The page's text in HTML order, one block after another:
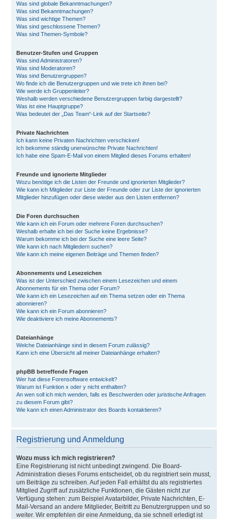
Was sind globale Bekanntmachungen?
Was sind Bekanntmachungen?
Was sind wichtige Themen?
Was sind geschlossene Themen?
Was sind Themen-Symbole?
Benutzer-Stufen und Gruppen
Was sind Administratoren?
Was sind Moderatoren?
Was sind Benutzergruppen?
Wo finde ich die Benutzergruppen und wie trete ich ihnen bei?
Wie werde ich Gruppenleiter?
Weshalb werden verschiedene Benutzergruppen farbig dargestellt?
Was ist eine Hauptgruppe?
Was bedeutet der „Das Team“-Link auf der Startseite?
Private Nachrichten
Ich kann keine Privaten Nachrichten verschicken!
Ich bekomme ständig unerwünschte Private Nachrichten!
Ich habe eine Spam-E-Mail von einem Mitglied dieses Forums erhalten!
Freunde und ignorierte Mitglieder
Wozu benötige ich die Listen der Freunde und ignorierten Mitglieder?
Wie kann ich Mitglieder zur Liste der Freunde oder zur Liste der ignorierten
Mitglieder hinzufügen oder diese wieder aus den Listen entfernen?
Die Foren durchsuchen
Wie kann ich ein Forum oder mehrere Foren durchsuchen?
Weshalb erhalte ich bei der Suche keine Ergebnisse?
Warum bekomme ich bei der Suche eine leere Seite?
Wie kann ich nach Mitgliedern suchen?
Wie kann ich meine eigenen Beiträge und Themen finden?
Abonnements und Lesezeichen
Was ist der Unterschied zwischen einem Lesezeichen und einem
Abonnements für ein Thema oder Forum?
Wie kann ich ein Lesezeichen auf ein Thema setzen oder ein Thema
abonnieren?
Wie kann ich ein Forum abonnieren?
Wie deaktiviere ich meine Abonnements?
Dateianhänge
Welche Dateianhänge sind in diesem Forum zulässig?
Kann ich eine Übersicht all meiner Dateianhänge erhalten?
phpBB betreffende Fragen
Wer hat diese Forensoftware entwickelt?
Warum ist Funktion x oder y nicht enthalten?
An wen soll ich mich wenden, falls es Beschwerden oder juristische Anfragen
zu diesem Forum gibt?
Wie kann ich einen Administrator des Boards kontaktieren?
Registrierung und Anmeldung
Wozu muss ich mich registrieren?
Eine Registrierung ist nicht unbedingt zwingend. Die Board-
Administration dieses Forums entscheidet, ob du registriert sein musst,
um Beiträge zu schreiben. Auf jeden Fall erhältst du als registriertes
Mitglied Zugriff auf zusätzliche Funktionen, die Gästen nicht zur
Verfügung stehen: zum Beispiel Avatarbilder, Private Nachrichten, E-
Mail-Versand an andere Mitglieder, Beitritt zu Benutzergruppen und so
weiter. Wir empfehlen dir eine Anmeldung, da sie schnell erledigt ist